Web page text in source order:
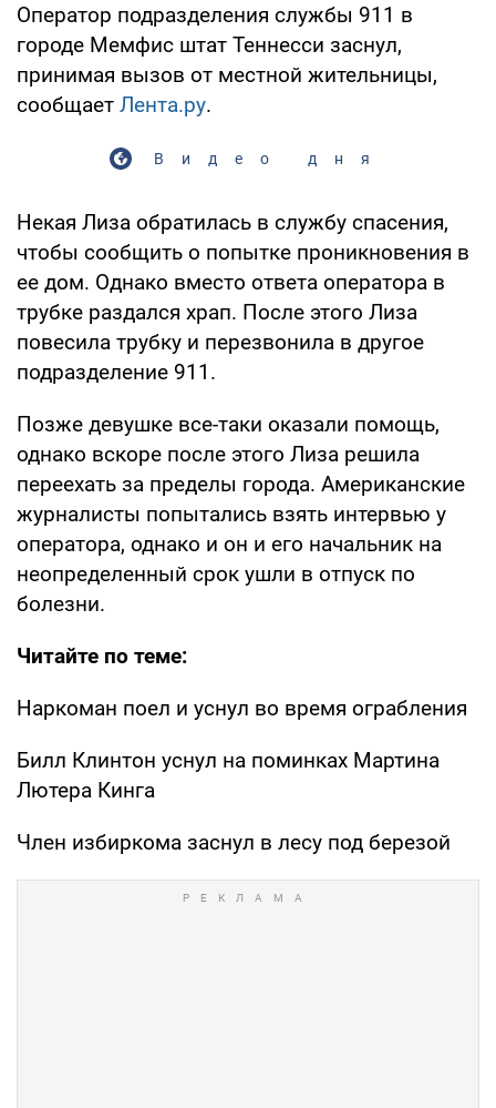
Оператор подразделения службы 911 в
городе Мемфис штат Теннесси заснул,
принимая вызов от местной жительницы,
сообщает Лента.ру.
Видео дня
Некая Лиза обратилась в службу спасения,
чтобы сообщить о попытке проникновения в
ее дом. Однако вместо ответа оператора в
трубке раздался храп. После этого Лиза
повесила трубку и перезвонила в другое
подразделение 911.
Позже девушке все-таки оказали помощь,
однако вскоре после этого Лиза решила
переехать за пределы города. Американские
журналисты попытались взять интервью у
оператора, однако и он и его начальник на
неопределенный срок ушли в отпуск по
болезни.
Читайте по теме:
Наркоман поел и уснул во время ограбления
Билл Клинтон уснул на поминках Мартина
Лютера Кинга
Член избиркома заснул в лесу под березой